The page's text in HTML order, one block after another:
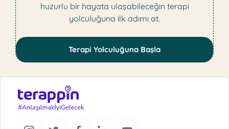
huzurlu bir hayata ulaşabileceğin terapi
yolculuğuna ilk adımı at.
Terapi Yolculuğuna Başla